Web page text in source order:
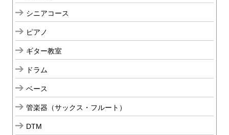
シニアコース
ピアノ
ギター教室
ドラム
ベース
管楽器（サックス・フルート）
DTM